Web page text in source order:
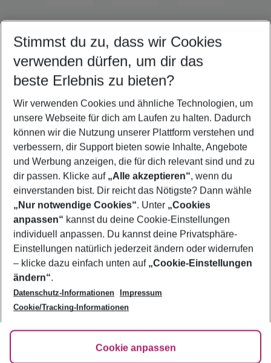
Quicklinks
Pauschalreisen Porec
Flug & Hotel Porec
Familienurlaub Porec
Frübucher Angebote Porec für 2026
Urlaub Porec
Footer
Footer navigation
Über uns
AGB
Bestpreisgarantie
Cookie-Einstellungen ändern
Cookie-Richtlinie
Agenturbetreuung
Barrierefreies Reisen
HanseMerkur Reiseversicherung
Folge uns
Stimmst du zu, dass wir Cookies
verwenden dürfen, um dir das
beste Erlebnis zu bieten?
Wir verwenden Cookies und ähnliche Technologien, um
unsere Webseite für dich am Laufen zu halten. Dadurch
können wir die Nutzung unserer Plattform verstehen und
verbessern, dir Support bieten sowie Inhalte, Angebote
und Werbung anzeigen, die für dich relevant sind und zu
dir passen. Klicke auf „Alle akzeptieren“, wenn du
einverstanden bist. Dir reicht das Nötigste? Dann wähle
„Nur notwendige Cookies“. Unter „Cookies
anpassen“ kannst du deine Cookie-Einstellungen
individuell anpassen. Du kannst deine Privatsphäre-
Einstellungen natürlich jederzeit ändern oder widerrufen
– klicke dazu einfach unten auf „Cookie-Einstellungen
ändern“.
Datenschutz-Informationen
Impressum
Cookie/Tracking-Informationen
Cookie anpassen